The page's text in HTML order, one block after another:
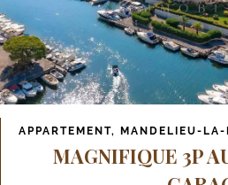
APPARTEMENT, MANDELIEU-LA-
MAGNIFIQUE 3P